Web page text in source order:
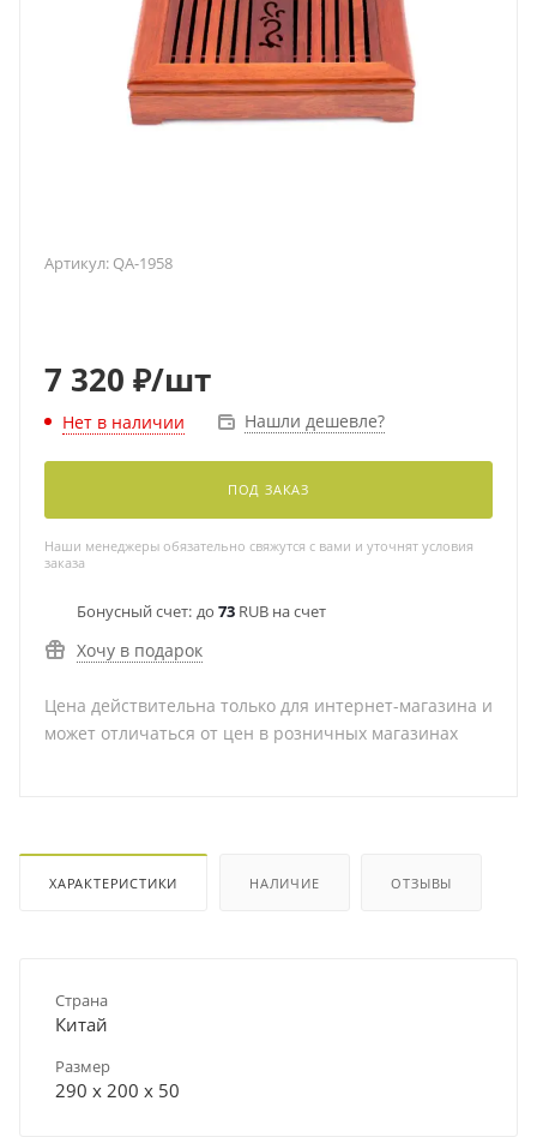
Артикул: QA-1958
7 320 ₽/шт
Нет в наличии Нашли дешевле?
ПОД ЗАКАЗ
Наши менеджеры обязательно свяжутся с вами и уточнят условия
заказа
Бонусный счет: до 73 RUB на счет
Хочу в подарок
Цена действительна только для интернет-магазина и
может отличаться от цен в розничных магазинах
ХАРАКТЕРИСТИКИ НАЛИЧИЕ ОТЗЫВЫ
Страна
Китай
Размер
290 х 200 х 50